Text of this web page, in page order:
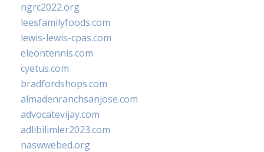
ngrc2022.org
leesfamilyfoods.com
lewis-lewis-cpas.com
eleontennis.com
cyetus.com
bradfordshops.com
almadenranchsanjose.com
advocatevijay.com
adlibilimler2023.com
naswwebed.org